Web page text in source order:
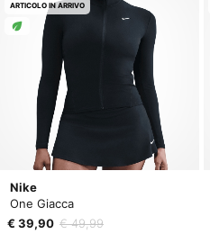
Nike
One Giacca
€ 39,90 € 49,99
ARTICOLO IN ARRIVO